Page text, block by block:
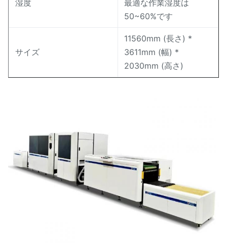
湿度
最適な作業湿度は
50~60%です
サイズ
11560mm (長さ) *
3611mm (幅) *
2030mm (高さ)